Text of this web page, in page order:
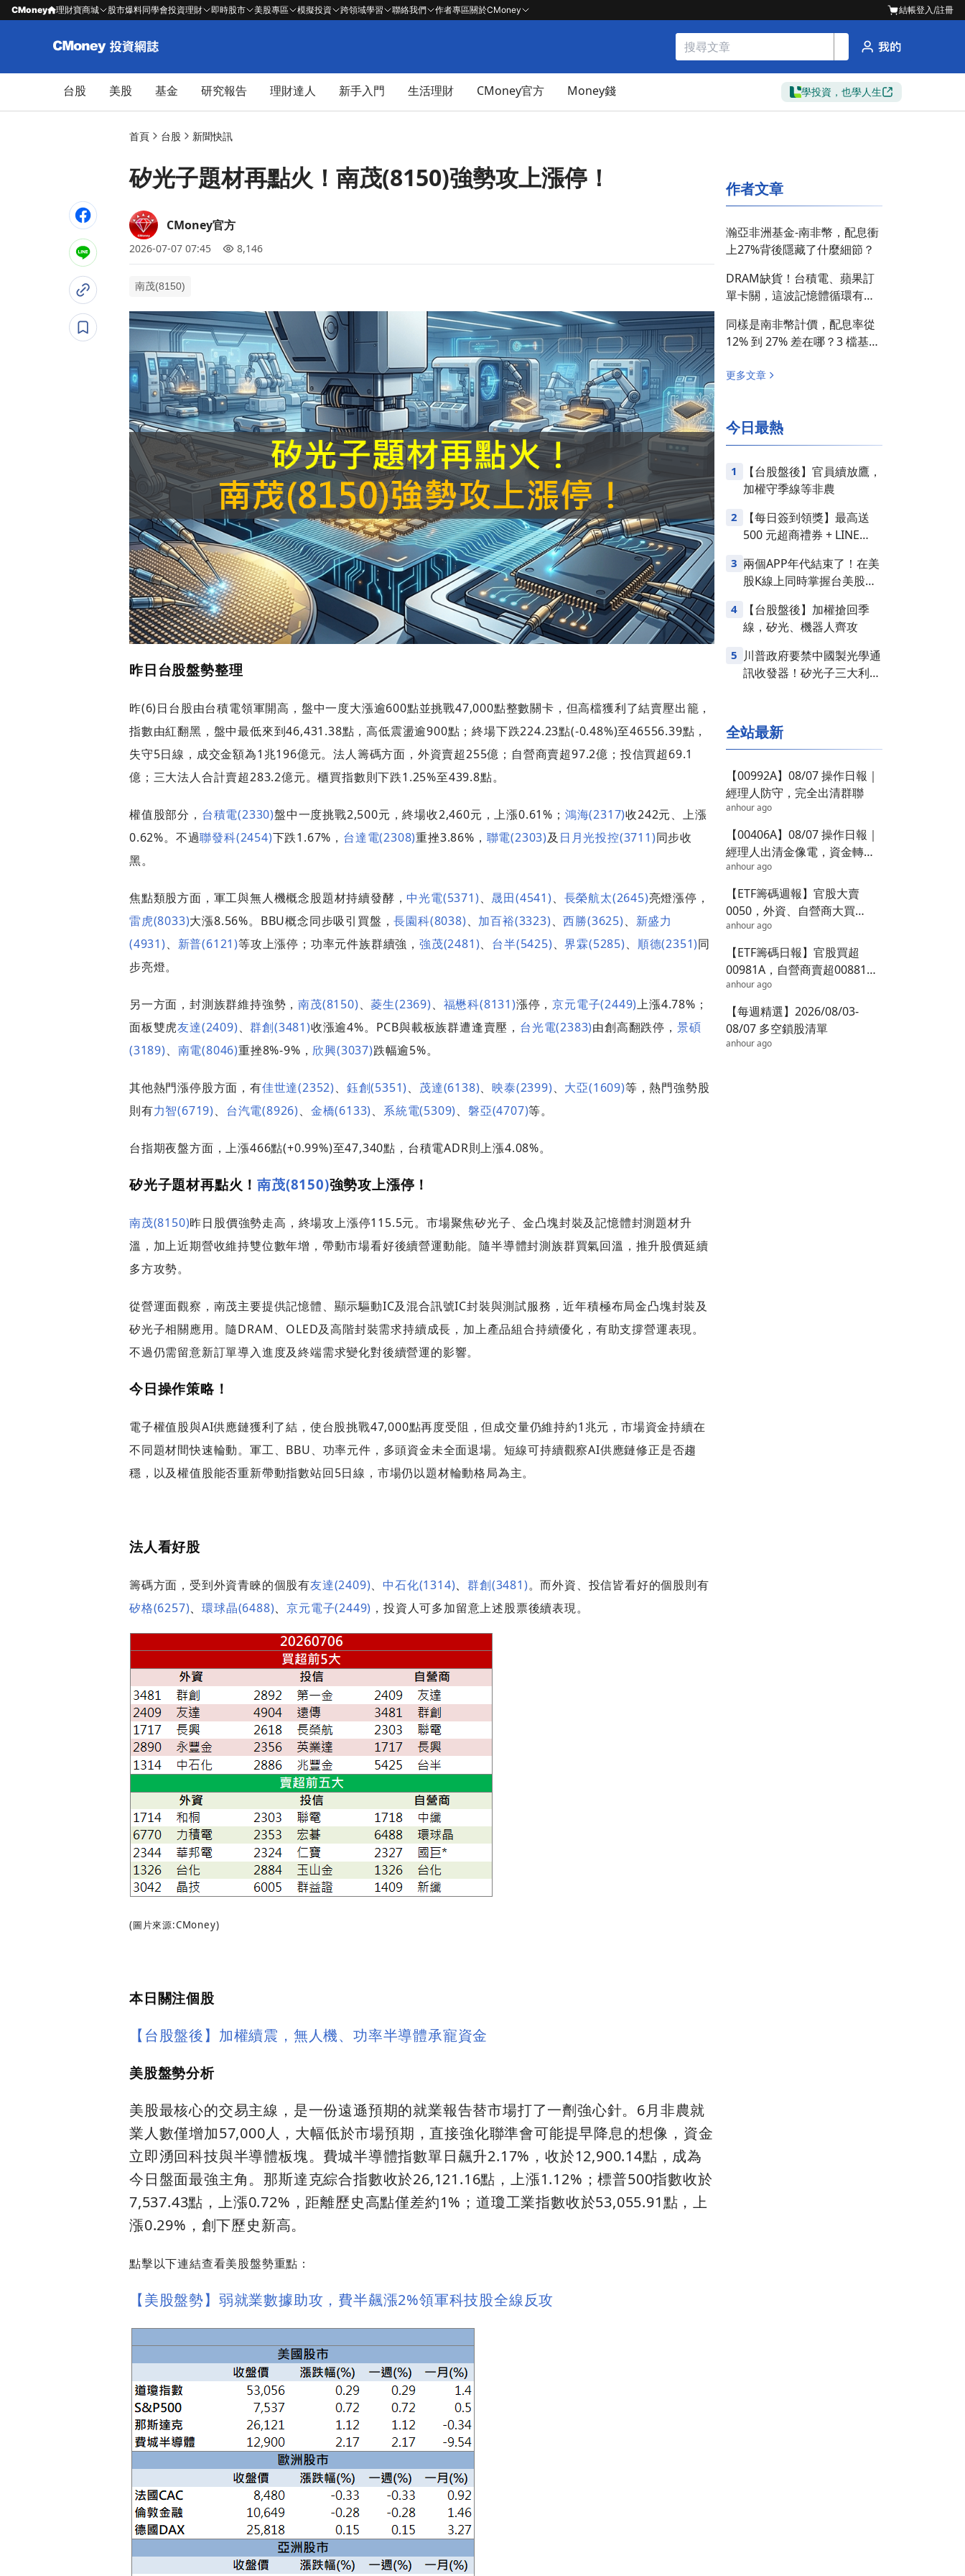
CMoney 理財寶商城 股市爆料同學會投資理財 即時股市 美股專區 模擬投資 跨領域學習 聯絡我們 作者專區關於CMoney 結帳登入/註冊
台股 美股 基金 研究報告 理財達人 新手入門 生活理財 CMoney官方 Money錢 學投資，也學人生
首頁 台股 新聞快訊
矽光子題材再點火！南茂(8150)強勢攻上漲停！
CMoney官方
2026-07-07 07:45 8,146
南茂(8150)
昨日台股盤勢整理
昨(6)日台股由台積電領軍開高，盤中一度大漲逾600點並挑戰47,000點整數關卡，但高檔獲利了結賣壓出籠，
指數由紅翻黑，盤中最低來到46,431.38點，高低震盪逾900點；終場下跌224.23點(-0.48%)至46556.39點，
失守5日線，成交金額為1兆196億元。法人籌碼方面，外資賣超255億；自營商賣超97.2億；投信買超69.1
億；三大法人合計賣超283.2億元。櫃買指數則下跌1.25%至439.8點。
權值股部分， 台積電(2330)盤中一度挑戰2,500元，終場收2,460元，上漲0.61%； 鴻海(2317)收242元、上漲
0.62%。不過聯發科(2454)下跌1.67%， 台達電(2308)重挫3.86%， 聯電(2303)及日月光投控(3711)同步收
黑。
焦點類股方面，軍工與無人機概念股題材持續發酵， 中光電(5371)、晟田(4541)、 長榮航太(2645)亮燈漲停，
雷虎(8033)大漲8.56%。BBU概念同步吸引買盤，長園科(8038)、加百裕(3323)、西勝(3625)、 新盛力
(4931)、 新普(6121)等攻上漲停；功率元件族群續強，強茂(2481)、 台半(5425)、界霖(5285)、 順德(2351)同
步亮燈。
另一方面，封測族群維持強勢，南茂(8150)、菱生(2369)、 福懋科(8131)漲停，京元電子(2449)上漲4.78%；
面板雙虎友達(2409)、群創(3481)收漲逾4%。PCB與載板族群遭逢賣壓， 台光電(2383)由創高翻跌停， 景碩
(3189)、 南電(8046)重挫8%-9%，欣興(3037)跌幅逾5%。
其他熱門漲停股方面，有佳世達(2352)、 鈺創(5351)、 茂達(6138)、映泰(2399)、 大亞(1609)等，熱門強勢股
則有力智(6719)、 台汽電(8926)、 金橋(6133)、系統電(5309)、磐亞(4707)等。
台指期夜盤方面，上漲466點(+0.99%)至47,340點，台積電ADR則上漲4.08%。
矽光子題材再點火！南茂(8150)強勢攻上漲停！
南茂(8150)昨日股價強勢走高，終場攻上漲停115.5元。市場聚焦矽光子、金凸塊封裝及記憶體封測題材升
溫，加上近期營收維持雙位數年增，帶動市場看好後續營運動能。隨半導體封測族群買氣回溫，推升股價延續
多方攻勢。
從營運面觀察，南茂主要提供記憶體、顯示驅動IC及混合訊號IC封裝與測試服務，近年積極布局金凸塊封裝及
矽光子相關應用。隨DRAM、OLED及高階封裝需求持續成長，加上產品組合持續優化，有助支撐營運表現。
不過仍需留意新訂單導入進度及終端需求變化對後續營運的影響。
今日操作策略！
電子權值股與AI供應鏈獲利了結，使台股挑戰47,000點再度受阻，但成交量仍維持約1兆元，市場資金持續在
不同題材間快速輪動。軍工、BBU、功率元件，多頭資金未全面退場。短線可持續觀察AI供應鏈修正是否趨
穩，以及權值股能否重新帶動指數站回5日線，市場仍以題材輪動格局為主。
法人看好股
籌碼方面，受到外資青睞的個股有友達(2409)、 中石化(1314)、群創(3481)。而外資、投信皆看好的個股則有
矽格(6257)、環球晶(6488)、京元電子(2449) ，投資人可多加留意上述股票後續表現。
(圖片來源:CMoney)
本日關注個股
【台股盤後】加權續震，無人機、功率半導體承寵資金
美股盤勢分析
美股最核心的交易主線，是一份遠遜預期的就業報告替市場打了一劑強心針。6月非農就
業人數僅增加57,000人，大幅低於市場預期，直接強化聯準會可能提早降息的想像，資金
立即湧回科技與半導體板塊。費城半導體指數單日飆升2.17%，收於12,900.14點，成為
今日盤面最強主角。那斯達克綜合指數收於26,121.16點，上漲1.12%；標普500指數收於
7,537.43點，上漲0.72%，距離歷史高點僅差約1%；道瓊工業指數收於53,055.91點，上
漲0.29%，創下歷史新高。
點擊以下連結查看美股盤勢重點：
【美股盤勢】弱就業數據助攻，費半飆漲2%領軍科技股全線反攻
作者文章
瀚亞非洲基金-南非幣，配息衝
上27%背後隱藏了什麼細節？
DRAM缺貨！台積電、蘋果訂
單卡關，這波記憶體循環有多
同樣是南非幣計價，配息率從
12% 到 27% 差在哪？3 檔基金
更多文章
今日最熱
1
【台股盤後】官員續放鷹，
加權守季線等非農
2
【每日簽到領獎】最高送
500 元超商禮券 + LINE
3 兩個APP年代結束了！在美
股K線上同時掌握台美股損
4
【台股盤後】加權搶回季
線，矽光、機器人齊攻
5 川普政府要禁中國製光學通
訊收發器！矽光子三大利多
全站最新
【00992A】08/07 操作日報｜
經理人防守，完全出清群聯
anhour ago
【00406A】08/07 操作日報｜
經理人出清金像電，資金轉進
半導體
anhour ago
【ETF籌碼週報】官股大賣
0050，外資、自營商大買
00981A達60億
anhour ago
【ETF籌碼日報】官股買超
00981A，自營商賣超00881達
15億
anhour ago
【每週精選】2026/08/03-
08/07 多空鎖股清單
anhour ago